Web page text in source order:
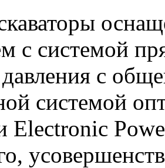
с системой
с
системой
Electronic